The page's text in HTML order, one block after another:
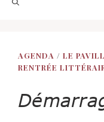
AGENDA /LE
RENTRÉE